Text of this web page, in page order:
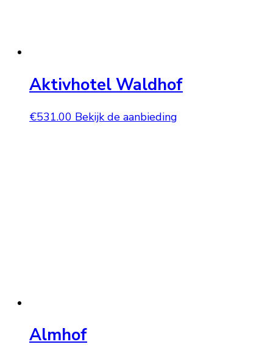
Aktivhotel Waldhof
€531.00 Bekijk de aanbieding
Almhof